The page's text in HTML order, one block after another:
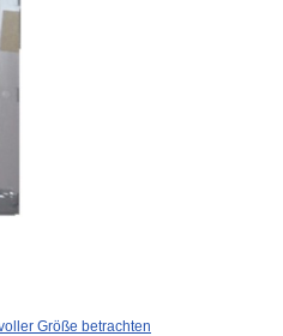
Größe betrachten